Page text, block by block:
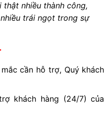
nhiều thành công,
trái ngọt trong sự
cần hỗ trợ, Quý khách
khách hàng (24/7) của